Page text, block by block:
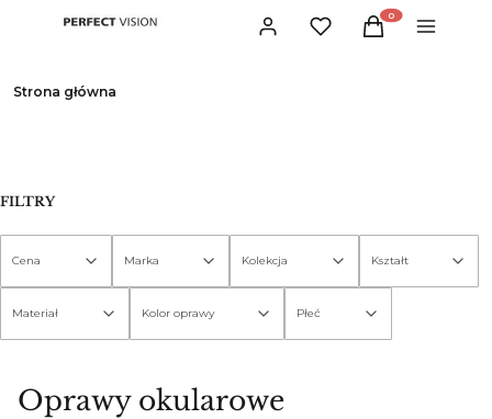
Zaloguj sięUlubione Produkty w
Koszyk Menu
Strona główna
FILTRY
Cena Marka Kolekcja Kształt
Materiał Kolor oprawy Płeć
Oprawy okularowe